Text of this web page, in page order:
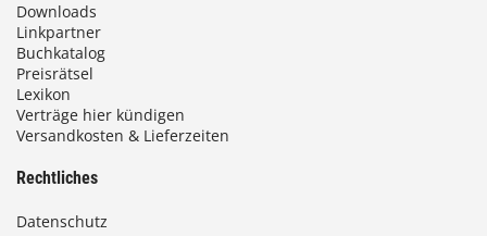
Downloads
Linkpartner
Buchkatalog
Preisrätsel
Lexikon
Verträge hier kündigen
Versandkosten & Lieferzeiten
Rechtliches
Datenschutz